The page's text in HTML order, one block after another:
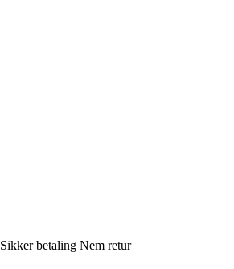
Sikker betaling Nem retur